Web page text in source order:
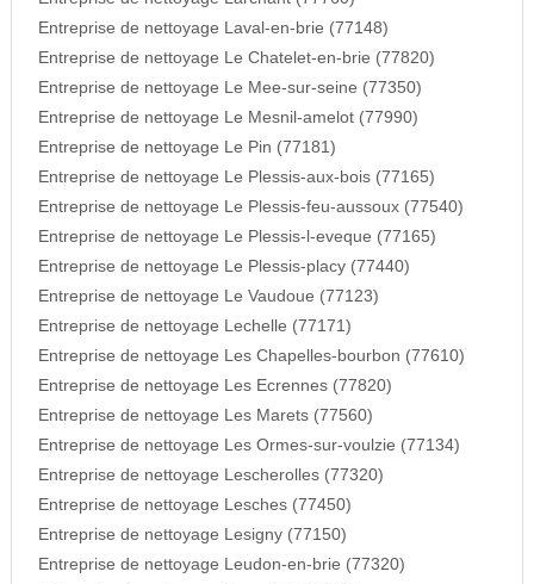
Entreprise de nettoyage Laval-en-brie (77148)
Entreprise de nettoyage Le Chatelet-en-brie (77820)
Entreprise de nettoyage Le Mee-sur-seine (77350)
Entreprise de nettoyage Le Mesnil-amelot (77990)
Entreprise de nettoyage Le Pin (77181)
Entreprise de nettoyage Le Plessis-aux-bois (77165)
Entreprise de nettoyage Le Plessis-feu-aussoux (77540)
Entreprise de nettoyage Le Plessis-l-eveque (77165)
Entreprise de nettoyage Le Plessis-placy (77440)
Entreprise de nettoyage Le Vaudoue (77123)
Entreprise de nettoyage Lechelle (77171)
Entreprise de nettoyage Les Chapelles-bourbon (77610)
Entreprise de nettoyage Les Ecrennes (77820)
Entreprise de nettoyage Les Marets (77560)
Entreprise de nettoyage Les Ormes-sur-voulzie (77134)
Entreprise de nettoyage Lescherolles (77320)
Entreprise de nettoyage Lesches (77450)
Entreprise de nettoyage Lesigny (77150)
Entreprise de nettoyage Leudon-en-brie (77320)